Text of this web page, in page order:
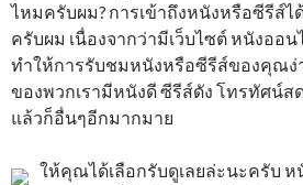
ไหมครับผม? การเข้าถึงหนังหรือซีรีส์
ครับผม เนื่องจากว่ามีเว็บไซต์ หนังออ
ทำให้การรับชมหนังหรือซีรีส์ของคุณง่
ของพวกเรามีหนังดี ซีรีส์ดัง โทรทัศน์
แล้วก็อื่นๆอีกมากมาย
ให้คุณได้เลือกรับดูเลยล่ะนะครับ